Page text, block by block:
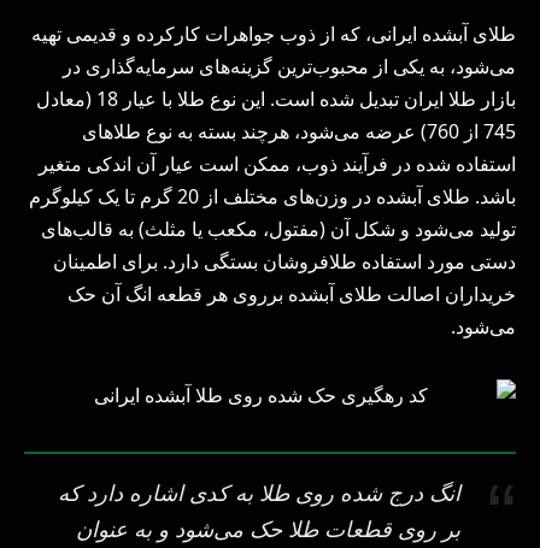
طلای آبشده ایرانی، که از ذوب جواهرات کارکرده و قدیمی تهیه
می‌شود، به یکی از محبوب‌ترین گزینه‌های سرمایه‌گذاری در
بازار طلا ایران تبدیل شده است. این نوع طلا با عیار 18 (معادل
745 از 760) عرضه می‌شود، هرچند بسته به نوع طلاهای
استفاده شده در فرآیند ذوب، ممکن است عیار آن اندکی متغیر
باشد. طلای آبشده در وزن‌های مختلف از 20 گرم تا یک کیلوگرم
تولید می‌شود و شکل آن (مفتول، مکعب یا مثلث) به قالب‌های
دستی مورد استفاده طلافروشان بستگی دارد. برای اطمینان
خریداران اصالت طلای آبشده برروی هر قطعه انگ آن حک
می‌شود.
انگ درج شده روی طلا به کدی اشاره دارد که
بر روی قطعات طلا حک می‌شود و به عنوان